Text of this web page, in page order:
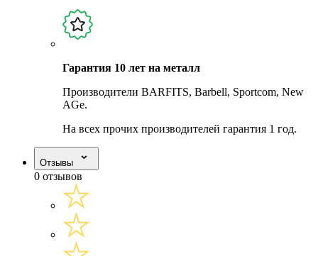
Гарантия 10 лет на металл
Производители BARFITS, Barbell, Sportcom, New
AGe.
На всех прочих производителей гарантия 1 год.
Отзывы
0 отзывов